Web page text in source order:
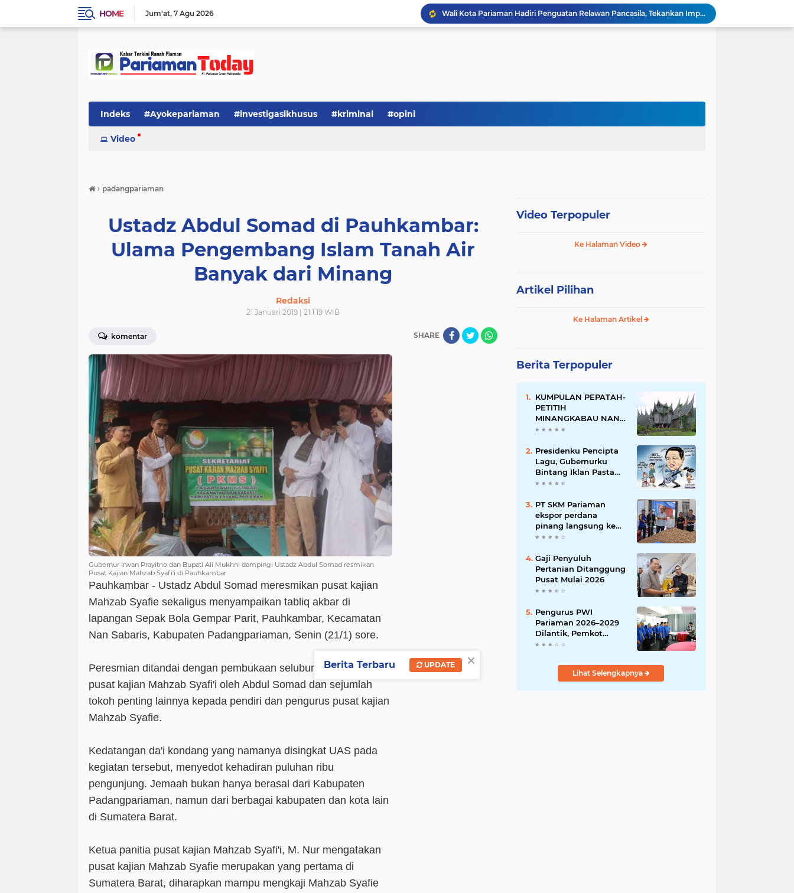
HOME Jum'at 7 Agu 2026
Wali Kota Pariaman Hadiri Penguatan Relawan Pancasila, Tekankan Implementasi Nilai Pancasila dalam Pelayanan Publik
Wali Kota Pariaman Bagikan Bibit Ikan Koi kepada Siswa SD untuk Edukasi Perikanan
Pengurus PWI Pariaman 2026–2029 Dilantik, Pemkot Tekankan Sinergi dan Profesionalisme Pers
Indeks #Ayokepariaman #investigasikhusus #kriminal #opini
Video
› padangpariaman
Ustadz Abdul Somad di Pauhkambar:
Ulama Pengembang Islam Tanah Air
Banyak dari Minang
Redaksi
21 Januari 2019 | 21.1.19 WIB
komentar SHARE
Gubernur Irwan Prayitno dan Bupati Ali Mukhni dampingi Ustadz Abdul Somad resmikan
Pusat Kajian Mahzab Syafi'i di Pauhkambar
Pauhkambar - Ustadz Abdul Somad meresmikan pusat kajian
Mahzab Syafie sekaligus menyampaikan tabliq akbar di
lapangan Sepak Bola Gempar Parit, Pauhkambar, Kecamatan
Nan Sabaris, Kabupaten Padangpariaman, Senin (21/1) sore.
Peresmian ditandai dengan pembukaan selubung plang nama
pusat kajian Mahzab Syafi'i oleh Abdul Somad dan sejumlah
tokoh penting lainnya kepada pendiri dan pengurus pusat kajian
Mahzab Syafie.
Kedatangan da'i kondang yang namanya disingkat UAS pada
kegiatan tersebut, menyedot kehadiran puluhan ribu
pengunjung. Jemaah bukan hanya berasal dari Kabupaten
Padangpariaman, namun dari berbagai kabupaten dan kota lain
di Sumatera Barat.
Ketua panitia pusat kajian Mahzab Syafi'i, M. Nur mengatakan
pusat kajian Mahzab Syafie merupakan yang pertama di
Sumatera Barat, diharapkan mampu mengkaji Mahzab Syafie
Video Terpopuler
Ke Halaman Video
Artikel Pilihan
Ke Halaman Artikel
Berita Terpopuler
KUMPULAN PEPATAH-
PETITIH
MINANGKABAU NAN
ELOK
Presidenku Pencipta
Lagu, Gubernurku
Bintang Iklan Pasta
Gigi
PT SKM Pariaman
ekspor perdana
pinang langsung ke
India
Gaji Penyuluh
Pertanian Ditanggung
Pusat Mulai 2026
Pengurus PWI
Pariaman 2026–2029
Dilantik, Pemkot
Tekankan Sinergi dan
Lihat Selengkapnya
×
Berita Terbaru UPDATE